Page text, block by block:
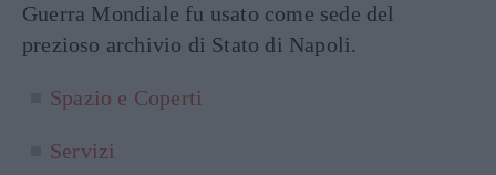
Guerra Mondiale fu usato come sede del
prezioso archivio di Stato di Napoli.
Spazio e Coperti
Servizi